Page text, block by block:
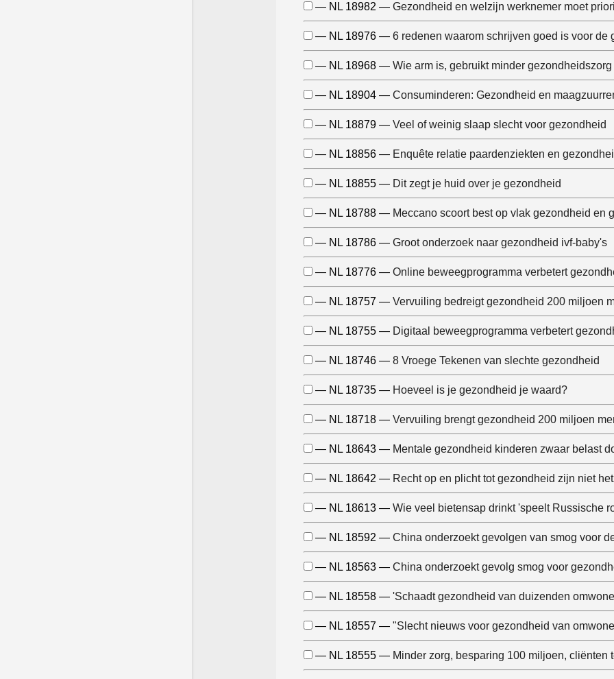
— NL 18982 — Gezondheid en welzijn werknemer moet
— NL 18976 — 6 redenen waarom schrijven goed is voor de
— NL 18968 — Wie arm is, gebruikt minder gezondheidszorg
— NL 18904 — Consuminderen: Gezondheid en
— NL 18879 — Veel of weinig slaap slecht voor gezondheid
— NL 18856 — Enquête relatie paardenziekten en
— NL 18855 — Dit zegt je huid over je gezondheid
— NL 18788 — Meccano scoort best op vlak gezondheid en
— NL 18786 — Groot onderzoek naar gezondheid ivf-baby's
— NL 18776 — Online beweegprogramma verbetert
— NL 18757 — Vervuiling bedreigt gezondheid 200 miljoen
— NL 18755 — Digitaal beweegprogramma verbetert
— NL 18746 — 8 Vroege Tekenen van slechte gezondheid
— NL 18735 — Hoeveel is je gezondheid je waard?
— NL 18718 — Vervuiling brengt gezondheid 200 miljoen
— NL 18643 — Mentale gezondheid kinderen zwaar belast
— NL 18642 — Recht op en plicht tot gezondheid zijn niet
— NL 18613 — Wie veel bietensap drinkt 'speelt Russische
— NL 18592 — China onderzoekt gevolgen van smog voor
— NL 18563 — China onderzoekt gevolg smog voor
— NL 18558 — 'Schaadt gezondheid van duizenden
— NL 18557 — "Slecht nieuws voor gezondheid van
— NL 18555 — Minder zorg, besparing 100 miljoen, cliënten